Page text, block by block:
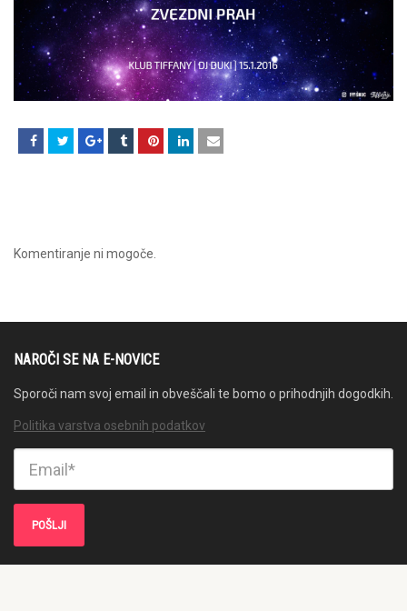
Komentiranje ni mogoče.
NAROČI SE NA E-NOVICE
Sporoči nam svoj email in obveščali te bomo o prihodnjih dogodkih.
Politika varstva osebnih podatkov